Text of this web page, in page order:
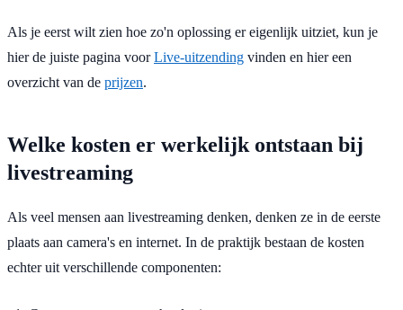
Als je eerst wilt zien hoe zo'n oplossing er eigenlijk uitziet, kun je
hier de juiste pagina voorLive-uitzending vinden en hier een
overzicht van de prijzen.
Welke kosten er werkelijk ontstaan ​​bij
livestreaming
Als veel mensen aan livestreaming denken, denken ze in de eerste
plaats aan camera's en internet. In de praktijk bestaan ​​de kosten
echter uit verschillende componenten: